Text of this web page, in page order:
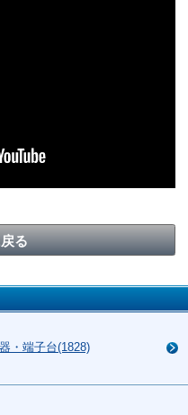
る
・端子台(1828)